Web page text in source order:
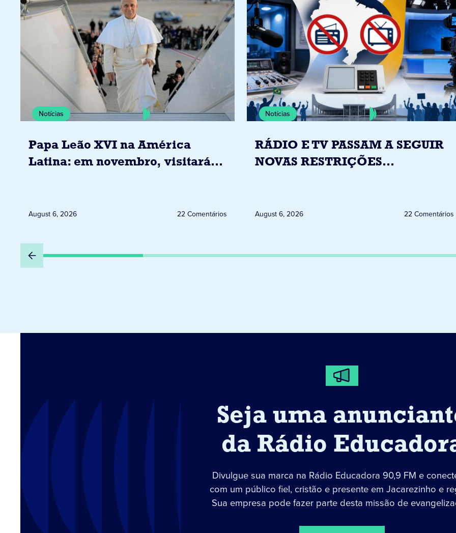
Notícias
Papa Leão XVI na América
Latina: em novembro, visitará
August 6, 2026 22 Comentários
Notícias
RÁDIO E TV PASSAM A SEGUIR
NOVAS RESTRIÇÕES
August 6, 2026 22 Comentários
Seja uma
da Rádio
Divulgue sua marca na Rádio Educadora 90,9 FM e
com um público fiel, cristão e presente em Jacarezinho e
Sua empresa pode fazer parte desta missão de